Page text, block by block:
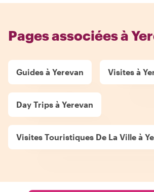
Pages associées à
Guides à Yerevan Visites à
Day Trips à Yerevan
Visites Touristiques De La Ville à